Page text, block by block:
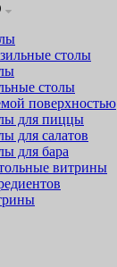
столы
столы
поверхностью
для пиццы
для салатов
для бара
витрины